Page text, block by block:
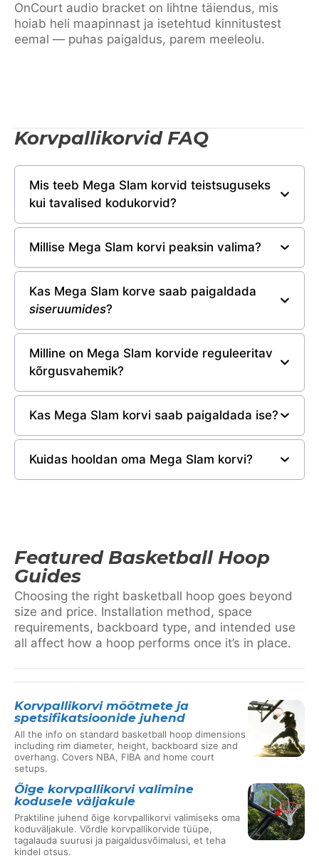
OnCourt audio bracket on lihtne täiendus, mis
hoiab heli maapinnast ja isetehtud kinnitustest
eemal — puhas paigaldus, parem meeleolu.
Korvpallikorvid FAQ
Mis teeb Mega Slam korvid teistsuguseks
kui tavalised kodukorvid?
Millise Mega Slam korvi peaksin valima?
Kas Mega Slam korve saab paigaldada
siseruumides?
Milline on Mega Slam korvide reguleeritav
kõrgusvahemik?
Kas Mega Slam korvi saab paigaldada ise?
Kuidas hooldan oma Mega Slam korvi?
Featured Basketball Hoop
Guides
Choosing the right basketball hoop goes beyond
size and price. Installation method, space
requirements, backboard type, and intended use
all affect how a hoop performs once it’s in place.
Korvpallikorvi mõõtmete ja
spetsifikatsioonide juhend
All the info on standard basketball hoop dimensions
including rim diameter, height, backboard size and
overhang. Covers NBA, FIBA and home court
setups.
Õige korvpallikorvi valimine
kodusele väljakule
Praktiline juhend õige korvpallikorvi valimiseks oma
koduväljakule. Võrdle korvpallikorvide tüüpe,
tagalauda suurusi ja paigaldusvõimalusi, et teha
kindel otsus.